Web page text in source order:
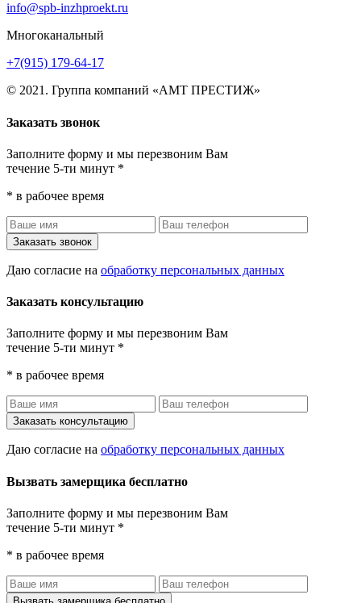
info@spb-inzhproekt.ru
Многоканальный
+7(915) 179-64-17
© 2021. Группа компаний «АМТ ПРЕСТИЖ»
Заказать звонок
Заполните форму и мы перезвоним Вам
течение 5-ти минут *
* в рабочее время
Заказать звонок
Даю согласие на обработку персональных данных
Заказать консультацию
Заполните форму и мы перезвоним Вам
течение 5-ти минут *
* в рабочее время
Заказать консультацию
Даю согласие на обработку персональных данных
Вызвать замерщика бесплатно
Заполните форму и мы перезвоним Вам
течение 5-ти минут *
* в рабочее время